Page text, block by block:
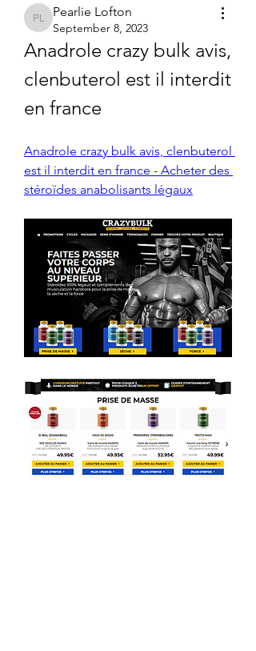
Pearlie Lofton
Pearlie Lofton
September 8, 2023
Anadrole crazy bulk avis,
clenbuterol est il interdit
en france
Anadrole crazy bulk avis, clenbuterol
est il interdit en france - Acheter des
stéroïdes anabolisants légaux